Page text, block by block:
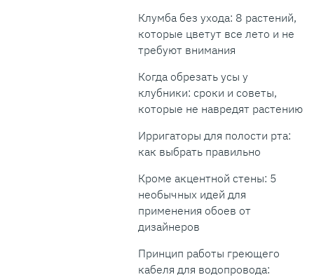
Клумба без ухода: 8 растений,
которые цветут все лето и не
требуют внимания
Когда обрезать усы у
клубники: сроки и советы,
которые не навредят растению
Ирригаторы для полости рта:
как выбрать правильно
Кроме акцентной стены: 5
необычных идей для
применения обоев от
дизайнеров
Принцип работы греющего
кабеля для водопровода: